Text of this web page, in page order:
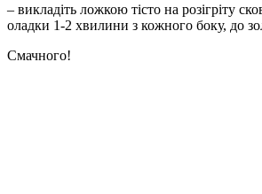
– викладіть ложкою тісто на розігріту
оладки 1-2 хвилини з кожного боку, до
Смачного!